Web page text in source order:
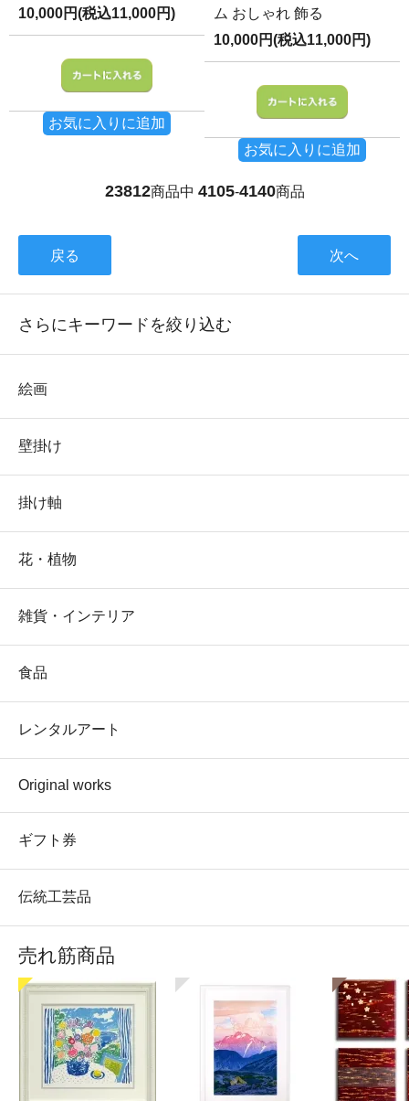
10,000円(税込11,000円)
お気に入りに追加
ム おしゃれ 飾る
10,000円(税込11,000円)
お気に入りに追加
23812商品中 4105-4140商品
戻る 次へ
さらにキーワードを絞り込む
絵画
壁掛け
掛け軸
花・植物
雑貨・インテリア
食品
レンタルアート
Original works
ギフト券
伝統工芸品
売れ筋商品